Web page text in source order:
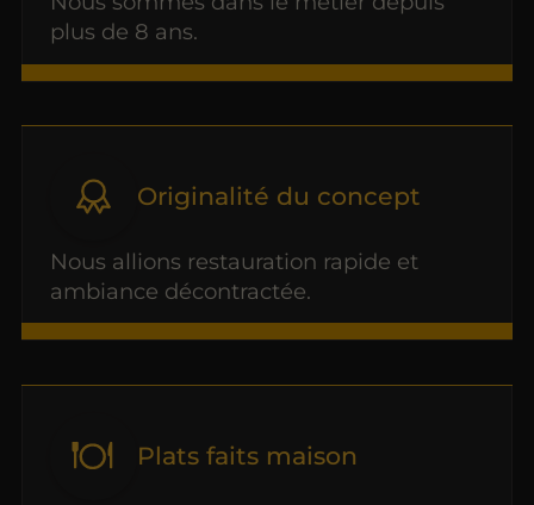
plus de 8 ans.
Originalité du concept
Nous allions restauration rapide et
ambiance décontractée.
Plats faits maison